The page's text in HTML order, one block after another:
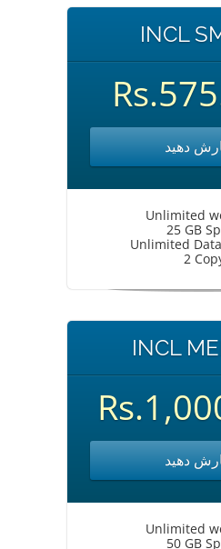
INCL
دهید
Unlimited
25 GB
Unlimited
2
INCL
دهید
Unlimited
50 GB